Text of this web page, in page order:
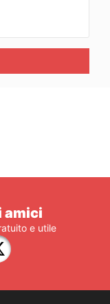
amici
e utile